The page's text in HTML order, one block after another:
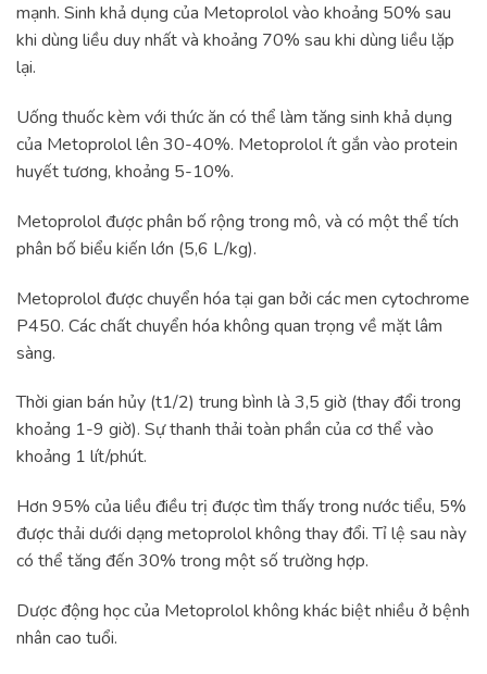
mạnh. Sinh khả dụng của Metoprolol vào khoảng 50% sau
khi dùng liều duy nhất và khoảng 70% sau khi dùng liều lặp
lại.
Uống thuốc kèm với thức ăn có thể làm tăng sinh khả dụng
của Metoprolol lên 30-40%. Metoprolol ít gắn vào protein
huyết tương, khoảng 5-10%.
Metoprolol được phân bố rộng trong mô, và có một thể tích
phân bố biểu kiến lớn (5,6 L/kg).
Metoprolol được chuyển hóa tại gan bởi các men cytochrome
P450. Các chất chuyển hóa không quan trọng về mặt lâm
sàng.
Thời gian bán hủy (t1/2) trung bình là 3,5 giờ (thay đổi trong
khoảng 1-9 giờ). Sự thanh thải toàn phần của cơ thể vào
khoảng 1 lít/phút.
Hơn 95% của liều điều trị được tìm thấy trong nước tiểu, 5%
được thải dưới dạng metoprolol không thay đổi. Tỉ lệ sau này
có thể tăng đến 30% trong một số trường hợp.
Dược động học của Metoprolol không khác biệt nhiều ở bệnh
nhân cao tuổi.